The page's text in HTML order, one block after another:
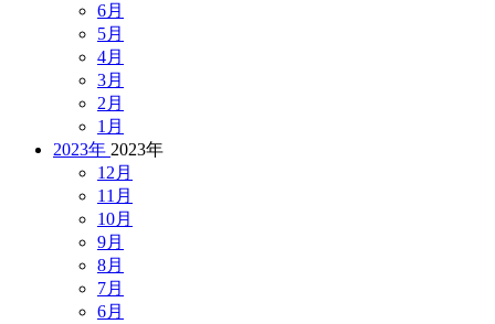
6月
5月
4月
3月
2月
1月
2023年 2023年
12月
11月
10月
9月
8月
7月
6月